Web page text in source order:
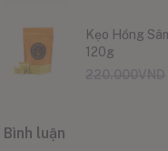
Kẹo Hồng
120g
Bình luận